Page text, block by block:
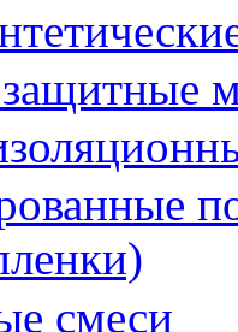
смеси